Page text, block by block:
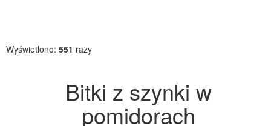
Wyświetlono: 551 razy
Bitki z szynki w
pomidorach